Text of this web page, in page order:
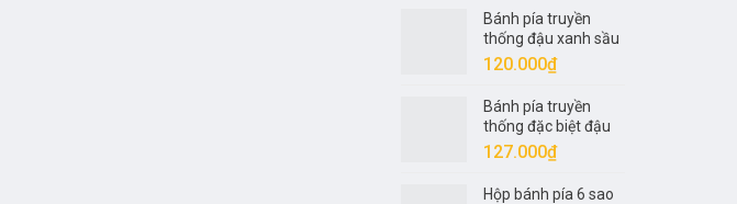
Bánh pía truyền
thống đậu xanh sầu
riêng 1 trứng 4 sao
Tân Huê Viên 540gr
120.000₫
Bánh pía truyền
thống đặc biệt đậu
xanh sầu riêng 1
trứng 5 sao Tân Huê
Viên 600gr
127.000₫
Hộp bánh pía 6 sao